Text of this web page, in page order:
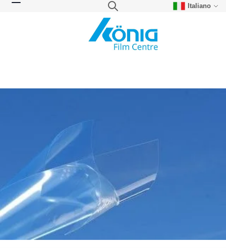
Search
Italiano